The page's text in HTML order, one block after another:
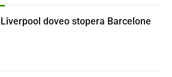
Liverpool doveo stopera Barcelone